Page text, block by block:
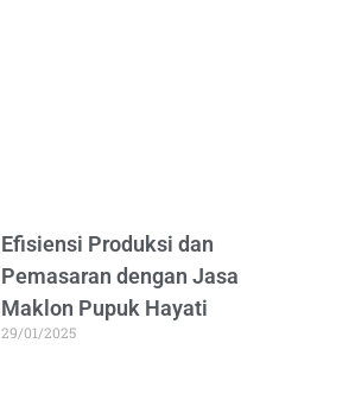
Efisiensi Produksi dan
Pemasaran dengan Jasa
Maklon Pupuk Hayati
29/01/2025